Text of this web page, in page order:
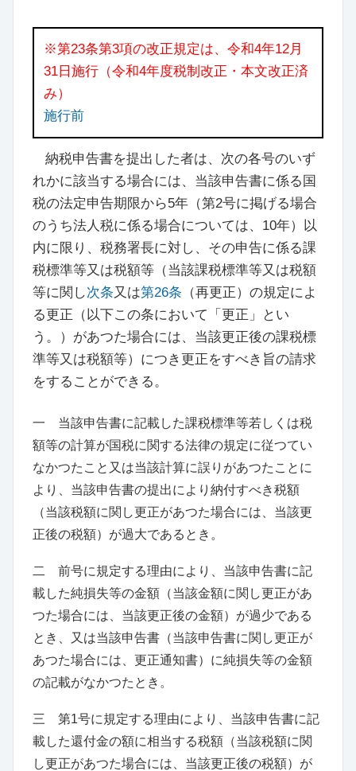
※第23条第3項の改正規定は、令和4年12月
31日施行（令和4年度税制改正・本文改正済
み）
施行前
納税申告書を提出した者は、次の各号のいず
れかに該当する場合には、当該申告書に係る国
税の法定申告期限から5年 （第2号に掲げる場合
のうち法人税に係る場合については、10年） 以
内に限り、税務署長に対し、その申告に係る課
税標準等又は税額等 （当該課税標準等又は税額
等に関し次条又は第26条 （再更正） の規定によ
る更正 （以下この条において「更正」とい
う。
） があつた場合には、当該更正後の課税標
準等又は税額等） につき更正をすべき旨の請求
をすることができる。
一 当該申告書に記載した課税標準等若しくは税
額等の計算が国税に関する法律の規定に従つてい
なかつたこと又は当該計算に誤りがあつたことに
より、当該申告書の提出により納付すべき税額
（当該税額に関し更正があつた場合には、当該更
正後の税額） が過大であるとき。
二 前号に規定する理由により、当該申告書に記
載した純損失等の金額 （当該金額に関し更正があ
つた場合には、当該更正後の金額） が過少である
とき、又は当該申告書 （当該申告書に関し更正が
あつた場合には、更正通知書） に純損失等の金額
の記載がなかつたとき。
三 第1号に規定する理由により、当該申告書に記
載した還付金の額に相当する税額 （当該税額に関
し更正があつた場合には、当該更正後の税額） が